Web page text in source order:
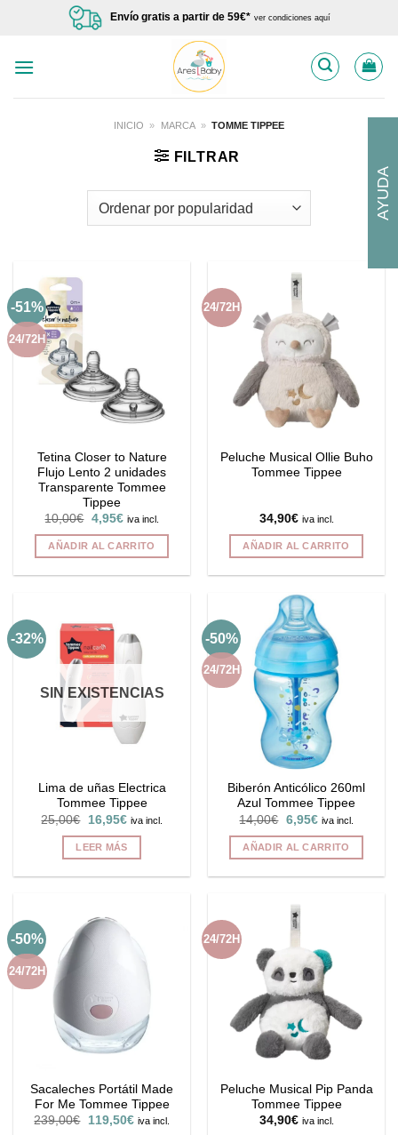
Envío gratis a partir de 59€* ver condiciones aquí
INICIO » MARCA » TOMME TIPPEE
FILTRAR
-51%
24/72H
Tetina Closer to Nature
Flujo Lento 2 unidades
Transparente Tommee
Tippee
10,00€ El
original
era:
4,95€El
actual
es:
iva incl.
AÑADIR AL CARRITO
24/72H
Peluche Musical Ollie Buho
Tommee Tippee
34,90€ iva incl.
AÑADIR AL CARRITO
-32%
SIN EXISTENCIAS
Lima de uñas Electrica
Tommee Tippee
25,00€
El
original
era:
16,95€El
actual
es:
iva incl.
LEER MÁS
-50%
24/72H
Biberón Anticólico 260ml
Azul Tommee Tippee
14,00€ El
original
era:
6,95€El
actual
es:
iva incl.
AÑADIR AL CARRITO
-50%
24/72H
Sacaleches Portátil Made
For Me Tommee Tippee
239,00€
El
119,50€Eliva incl.
24/72H
Peluche Musical Pip Panda
Tommee Tippee
34,90€ iva incl.
AYUDA